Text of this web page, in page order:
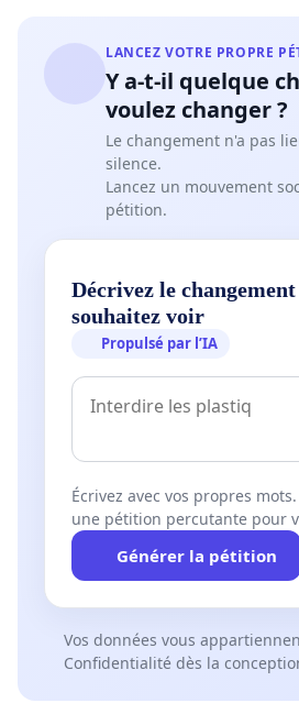
LANCEZ VOTRE PROPRE
Y a-t-il quelque
voulez changer ?
Le changement n'a pas
silence.
Lancez un mouvement
pétition.
Décrivez le
souhaitez voir
Propulsé par l’IA
Écrivez avec vos propres mots.
une pétition percutante pour
Générer la pétition
Vos données vous
Confidentialité dès la